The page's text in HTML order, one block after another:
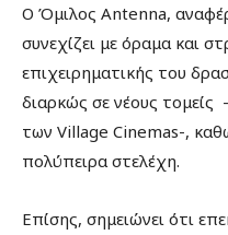
Ο Όμιλος Antenna,
συνεχίζει με όραμα και
επιχειρηματικής του
διαρκώς σε νέους
των Village Cinemas-,
πολύπειρα στελέχη.
Επίσης, σημειώνει ότι